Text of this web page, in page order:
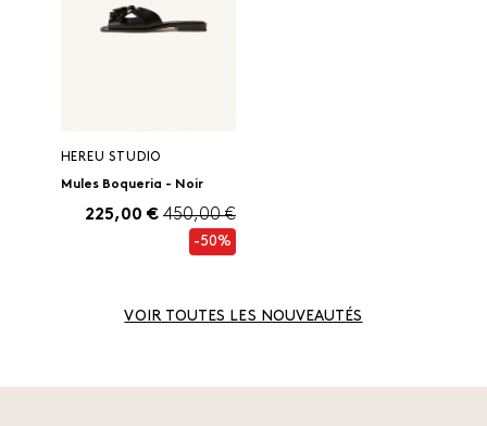
HEREU STUDIO
Mules Boqueria - Noir
225,00 € 450,00 €
-50%
VOIR TOUTES LES NOUVEAUTÉS